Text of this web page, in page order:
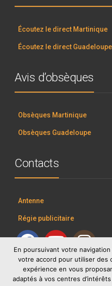
Écoutez le direct Martinique
Écoutez le direct Guadeloupe
Avis d’obsèques
Obsèques Martinique
Obsèques Guadeloupe
Contacts
Antenne
Régie publicitaire
En poursuivant votre
votre accord pour utiliser des
expérience en vous
adaptés à vos centres